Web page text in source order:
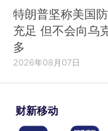
特朗普坚称美国
充足 但不会向乌
多
2026年08月07日
财新移动